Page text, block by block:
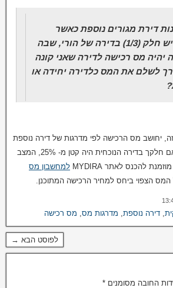
דירת מגורים נוספת כאשר
בבעלותי כבר יש חלק (1/3) בדירה של הורי, שבה
יהיה מס רכישה לדירה שאני קונה
לשלם את המס כלדירה יחידה או
יחושב מס הרכישה לפי מדרגות של דירה נוספת
ולא של דירה יחידה. רק אם חלקך בדירה הנוכחית היה קטן מ- 25%, המצב
להכנס לאתר MYDIRA למחשבון מס
הצפוי ביחס למחיר הרכישה המתוכנן.
, דירה נוספת, מדרגות מס, מס רכישה
לפוסט הבא →
החובה מסומנים *